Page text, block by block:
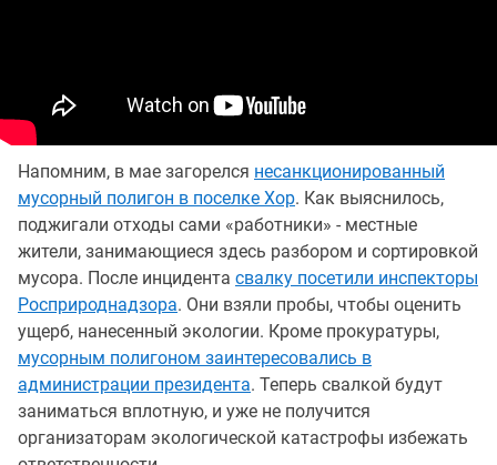
Напомним, в мае загорелся несанкционированный
мусорный полигон в поселке Хор. Как выяснилось,
поджигали отходы сами «работники» - местные
жители, занимающиеся здесь разбором и сортировкой
мусора. После инцидента свалку посетили инспекторы
Росприроднадзора. Они взяли пробы, чтобы оценить
ущерб, нанесенный экологии. Кроме прокуратуры,
мусорным полигоном заинтересовались в
администрации президента. Теперь свалкой будут
заниматься вплотную, и уже не получится
организаторам экологической катастрофы избежать